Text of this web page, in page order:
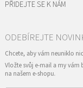
PŘIDEJTE SE K NÁM
Vložte svůj e-mail a my
na našem e-shopu.